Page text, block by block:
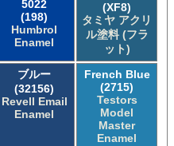
5022
(198)
Humbrol
Enamel
(XF8)
タミヤ アクリ
ル塗料 (フラ
ット)
ブルー
(32156)
Revell Email
Enamel
French Blue
(2715)
Testors
Model
Master
Enamel